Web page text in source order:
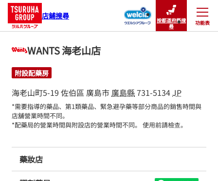
店鋪搜尋
按都道府縣搜
尋
功能表
關閉
WANTS 海老山店
附設配藥房
海老山町5-19 佐伯區 廣島市 廣島縣731-5134JP
*需要指導的藥品、第1類藥品、緊急避孕藥等部分商品的銷售時間與
店舖營業時間不同。
*配藥局的營業時間與附設店的營業時間不同。 使用前請檢查。
藥妝店